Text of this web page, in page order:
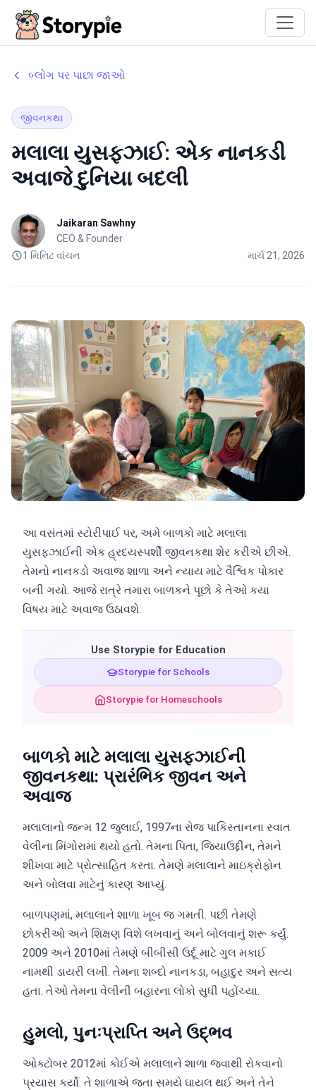
બ્લોગ પર પાછા જાઓ
જીવનકથા
મલાલા યુસફઝાઈ: એક નાનકડી
અવાજે દુનિયા બદલી
Jaikaran Sawhny
CEO & Founder
1 મિનિટ વાંચન
માર્ચ 21, 2026
આ વસંતમાં સ્ટોરીપાઈ પર, અમે બાળકો માટે મલાલા
યુસફઝાઈની એક હ્રદયસ્પર્શી જીવનકથા શેર કરીએ છીએ.
તેમનો નાનકડો અવાજ શાળા અને ન્યાય માટે વૈશ્વિક પોકાર
બની ગયો. આજે રાત્રે તમારા બાળકને પૂછો કે તેઓ કયા
વિષય માટે અવાજ ઉઠાવશે.
Use Storypie for Education
Storypie for Schools
Storypie for Homeschools
બાળકો માટે મલાલા યુસફઝાઈની
જીવનકથા: પ્રારંભિક જીવન અને
અવાજ
મલાલાનો જન્મ 12 જુલાઈ, 1997ના રોજ પાકિસ્તાનના સ્વાત
વેલીના મિંગોરામાં થયો હતો. તેમના પિતા, જિયાઉદ્દીન, તેમને
શીખવા માટે પ્રોત્સાહિત કરતા. તેમણે મલાલાને માઇક્રોફોન
અને બોલવા માટેનું કારણ આપ્યું.
બાળપણમાં, મલાલાને શાળા ખૂબ જ ગમતી. પછી તેમણે
છોકરીઓ અને શિક્ષણ વિશે લખવાનું અને બોલવાનું શરૂ કર્યું.
2009 અને 2010માં તેમણે બીબીસી ઉર્દૂ માટે ગુલ મકાઈ
નામથી ડાયરી લખી. તેમના શબ્દો નાનકડા, બહાદુર અને સત્ય
હતા. તેઓ તેમના વેલીની બહારના લોકો સુધી પહોંચ્યા.
હુમલો, પુનઃપ્રાપ્તિ અને ઉદ્ભવ
ઓક્ટોબર 2012માં કોઈએ મલાલાને શાળા જવાથી રોકવાનો
પ્રયાસ કર્યો. તે શાળાએ જતા સમયે ઘાયલ થઈ અને તેને